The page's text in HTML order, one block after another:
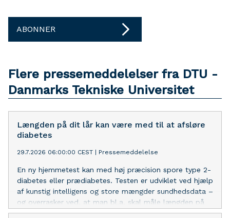
ABONNER
Flere pressemeddelelser fra DTU -
Danmarks Tekniske Universitet
Længden på dit lår kan være med til at afsløre
diabetes
29.7.2026 06:00:00 CEST Pressemeddelelse
En ny hjemmetest kan med høj præcision spore type 2-
diabetes eller prædiabetes. Testen er udviklet ved hjælp
af kunstig intelligens og store mængder sundhedsdata –
og overrasker ved, at man bl.a. skal måle længden på
sit lår.